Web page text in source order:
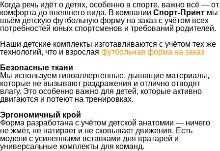
Когда речь идёт о детях, особенно в спорте, важно всё — от
комфорта до внешнего вида. В компании Спорт-Принт мы
шьём детскую футбольную форму на заказ с учётом всех
потребностей юных спортсменов и требований родителей.
Наши детские комплекты изготавливаются с учётом тех же
технологий, что и взрослая футбольная форма на заказ
Безопасные ткани
Мы используем гипоаллергенные, дышащие материалы,
которые не вызывают раздражения и отлично отводят
влагу. Это особенно важно для детей, которые активно
двигаются и потеют на тренировках.
Эргономичный крой
Форма разработана с учётом детской анатомии — ничего
не жмёт, не натирает и не сковывает движения. Есть
модели с усиленными вставками для вратарей и
универсальные комплекты для команд.